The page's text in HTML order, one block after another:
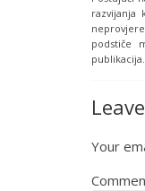
razvijanja
podstiče
Your